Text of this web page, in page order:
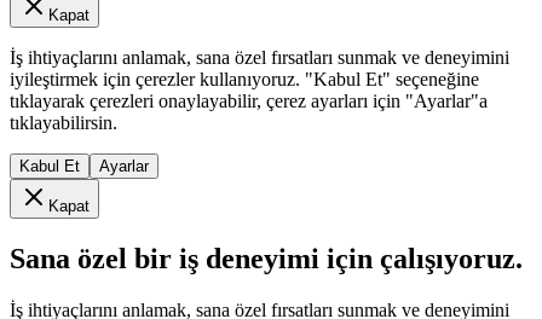
Kapat
İş ihtiyaçlarını anlamak, sana özel fırsatları sunmak ve deneyimini
iyileştirmek için çerezler kullanıyoruz. "Kabul Et" seçeneğine
tıklayarak çerezleri onaylayabilir, çerez ayarları için "Ayarlar"a
tıklayabilirsin.
Kabul Et Ayarlar
Kapat
Sana özel bir iş deneyimi için çalışıyoruz.
İş ihtiyaçlarını anlamak, sana özel fırsatları sunmak ve deneyimini